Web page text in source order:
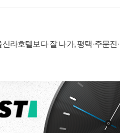
라호텔보다 잘 나가, 평택·주문진·